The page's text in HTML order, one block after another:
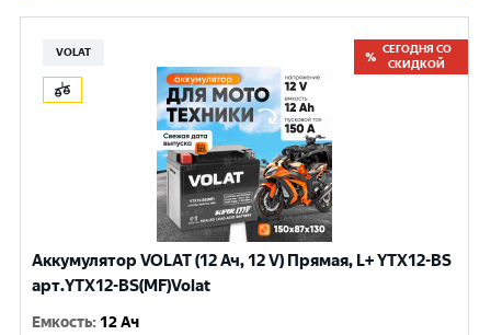
VOLAT
СЕГОДНЯ СО
СКИДКОЙ
Аккумулятор VOLAT (12 Ач, 12 V) Прямая, L+ YTX12-BS
арт.YTX12-BS(MF)Volat
Емкость: 12 Ач